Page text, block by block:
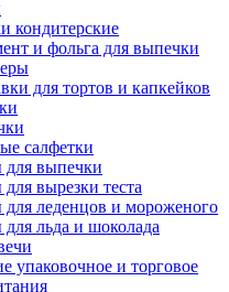
кондитерские
и фольга для выпечки
для тортов и капкейков
салфетки
выпечки
вырезки теста
леденцов и мороженого
льда и шоколада
упаковочное и торговое